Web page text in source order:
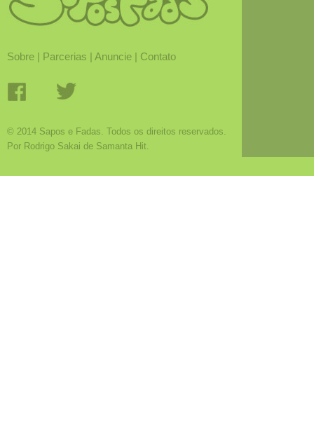
Sobre | Parcerias | Anuncie | Contato
© 2014 Sapos e Fadas. Todos os direitos reservados.
Por Rodrigo Sakai de Samanta Hit.